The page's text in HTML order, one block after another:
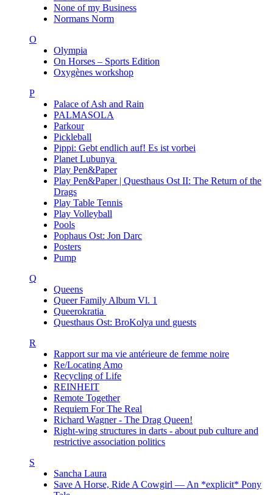
None of my Business
Normans Norm
O
Olympia
On Horses – Sports Edition
Oxygènes workshop
P
Palace of Ash and Rain
PALMASOLA
Parkour
Pickleball
Pippi: Gebt endlich auf! Es ist vorbei
Planet Lubunya
Play Pen&Paper
Play Pen&Paper | Questhaus Ost II: The Return of the
Drags
Play Table Tennis
Play Volleyball
Pools
Pophaus Ost: Jon Darc
Posters
Pump
Q
Queens
Queer Family Album Vl. 1
Queerokratia
Questhaus Ost: BroKolya und guests
R
Rapport sur ma vie antérieure de femme noire
Re/Locating Amo
Recycling of Life
REINHEIT
Remote Together
Requiem For The Real
Richard Wagner - The Drag Queen!
Right-wing structures in darts - about pub culture and
restrictive association politics
S
Sancha Laura
Save A Horse, Ride A Cowgirl — An *explicit* Pony